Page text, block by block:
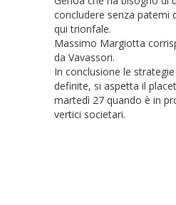
concludere senza patemi
qui trionfale.
Massimo Margiotta
da Vavassori.
In conclusione le
definite, si aspetta il
martedì 27 quando è in
vertici societari.